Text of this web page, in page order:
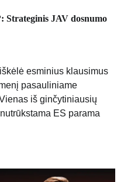
Strateginis JAV dosnumo
esminius klausimus
pasauliniame
iš ginčytiniausių
ES parama